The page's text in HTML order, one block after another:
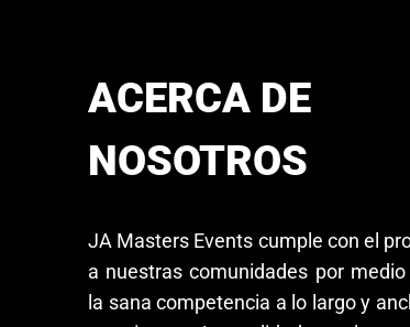
ACERCA DE
NOSOTROS
JA Masters Events cumple con el
a nuestras comunidades por
la sana competencia a lo largo y